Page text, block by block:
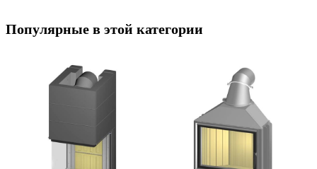
Популярные в этой категории